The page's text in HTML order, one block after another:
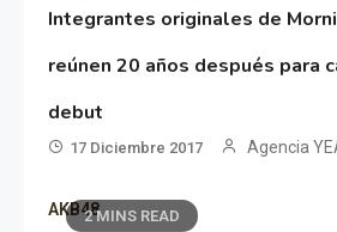
Integrantes originales de
reúnen 20 años después para
debut
17 Diciembre 2017 Agencia
2 MINS READ
AKB48